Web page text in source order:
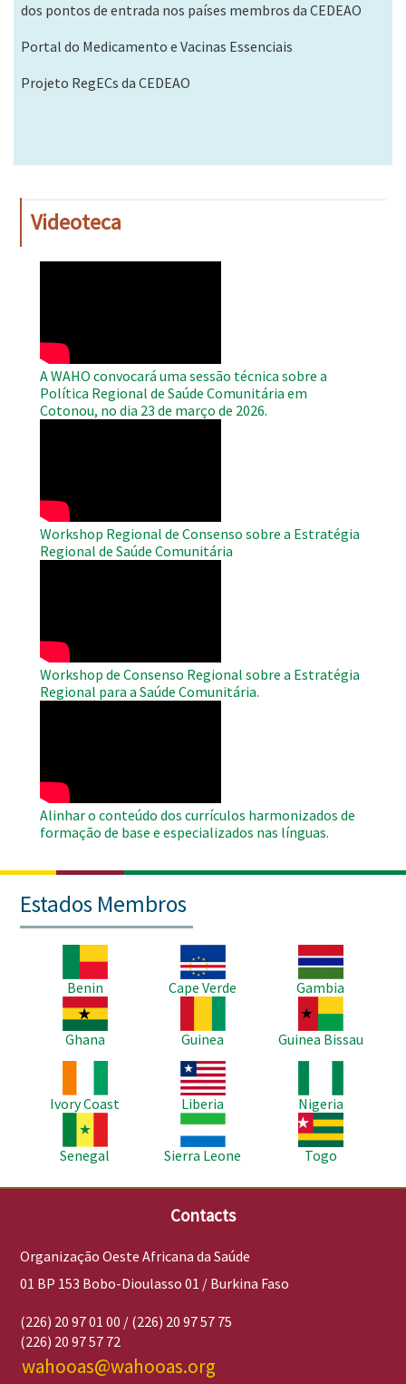
dos pontos de entrada nos países membros da CEDEAO
Portal do Medicamento e Vacinas Essenciais
Projeto RegECs da CEDEAO
Videoteca
A WAHO convocará uma sessão técnica sobre a
Política Regional de Saúde Comunitária em
Cotonou, no dia 23 de março de 2026.
Workshop Regional de Consenso sobre a Estratégia
Regional de Saúde Comunitária
Workshop de Consenso Regional sobre a Estratégia
Regional para a Saúde Comunitária.
Alinhar o conteúdo dos currículos harmonizados de
formação de base e especializados nas línguas.
Estados Membros
Benin
Imagem
Cape Verde
Imagem
Gambia
Imagem
Ghana
Guinea
Imagem
Guinea Bissau
Ivory Coast
Imagem
Liberia
Nigeria
Imagem
Senegal
Imagem
Sierra Leone
Imagem
Togo
Contacts
Organização Oeste Africana da Saúde
01 BP 153 Bobo-Dioulasso 01 / Burkina Faso
(226) 20 97 01 00 / (226) 20 97 57 75
(226) 20 97 57 72
wahooas@wahooas.org